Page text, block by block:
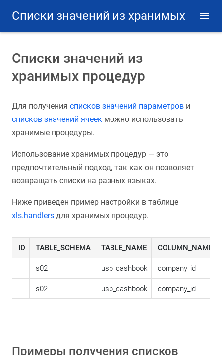
Списки значений из хранимых
Списки значений из
хранимых процедур
Для получения списков значений параметров и
списков значений ячеек можно использовать
хранимые процедуры.
Использование хранимых процедур — это
предпочтительный подход, так как он позволяет
возвращать списки на разных языках.
Ниже приведен пример настройки в таблице
xls.handlers для хранимых процедур.
ID TABLE_SCHEMA TABLE_NAME COLUMN_NAME
s02 usp_cashbook company_id
s02 usp_cashbook company_id
Примеры получения списков